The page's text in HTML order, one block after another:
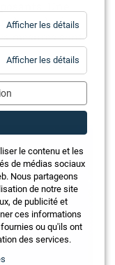
basculer les
mesures sont
Afficher les détails
Afficher les détails
le contenu et les
de médias sociaux
Nous partageons
de notre site
de publicité et
ces informations
ou qu'ils ont
des services.